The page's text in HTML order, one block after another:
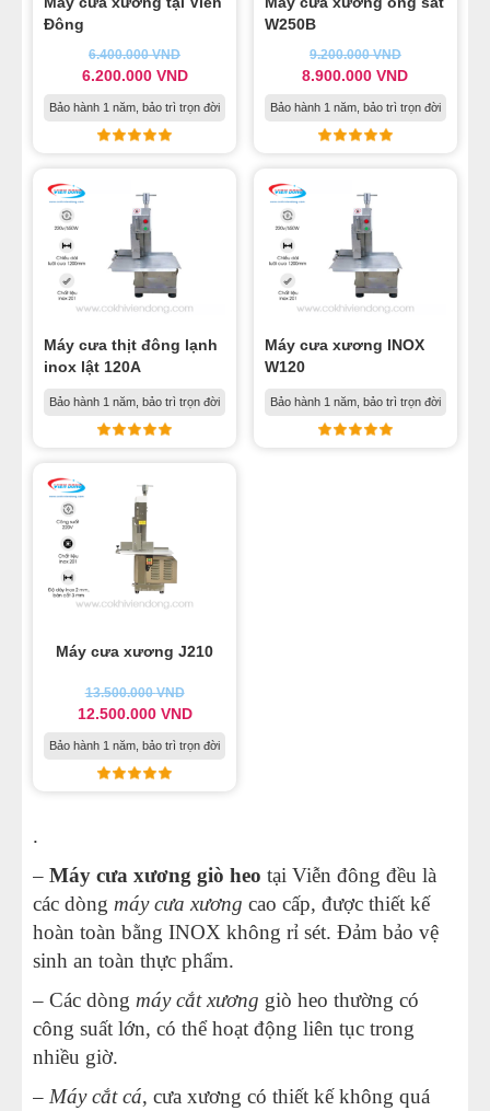
Đông
6.400.000VND
6.200.000 VND
Bảo hành 1 năm, bảo trì trọn đời
W250B
9.200.000VND
8.900.000VND
Bảo hành 1 năm, bảo trì trọn đời
Máy cưa thịt đông lạnh
inox lật 120A
Bảo hành 1 năm, bảo trì trọn đời
Máy cưa xương INOX
W120
Bảo hành 1 năm, bảo trì trọn đời
Máy cưa xương J210
13.500.000VND
12.500.000 VND
Bảo hành 1 năm, bảo trì trọn đời
.
– Máy cưa xương giò heo tại Viễn đông đều là
các dòng máy cưa xương cao cấp, được thiết kế
hoàn toàn bằng INOX không rỉ sét. Đảm bảo vệ
sinh an toàn thực phẩm.
– Các dòng máy cắt xương giò heo thường có
công suất lớn, có thể hoạt động liên tục trong
nhiều giờ.
– Máy cắt cá, cưa xương có thiết kế không quá
NỒI NẤU PHỞ TRUNG QUỐC
NỒI NẤU CÔNG NGHIỆP
THIẾT BỊ NHÀ BẾP
THIẾT BỊ KHÁC